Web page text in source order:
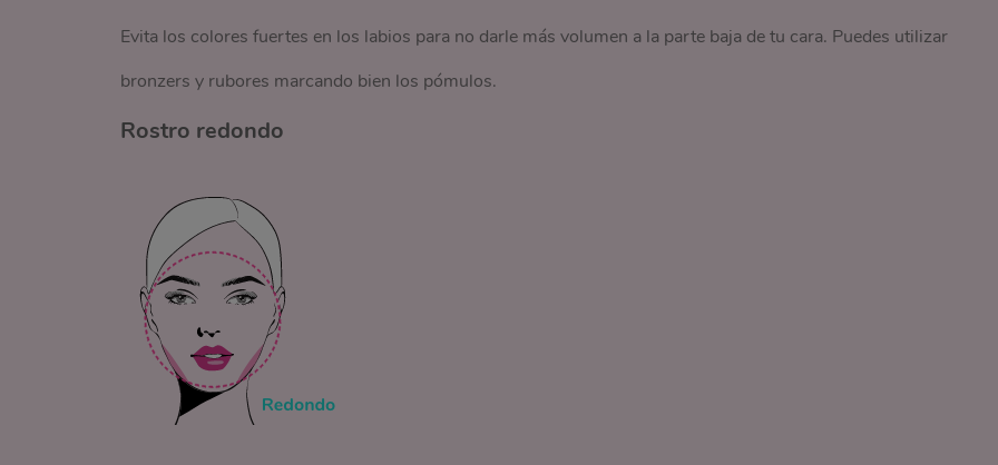
Evita los colores fuertes en los labios para no darle más volumen a la parte baja de tu cara. Puedes utilizar
bronzers y rubores marcando bien los pómulos.
Rostro redondo